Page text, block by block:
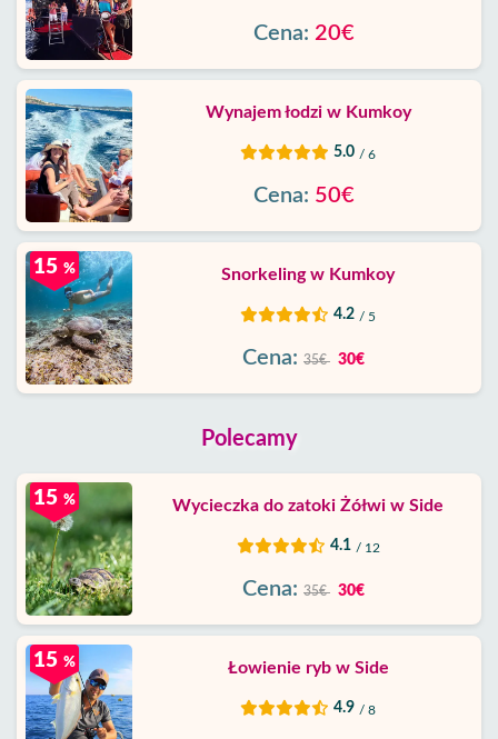
Cena: 20€
Wynajem łodzi w Kumkoy
5.0 / 6
Cena: 50€
Snorkeling w Kumkoy
4.2 / 5
15 %
Cena: 35€ 30€
Polecamy
Wycieczka do zatoki Żółwi w Side
4.1 / 12
15 %
Cena: 35€ 30€
Łowienie ryb w Side
4.9 / 8
15 %